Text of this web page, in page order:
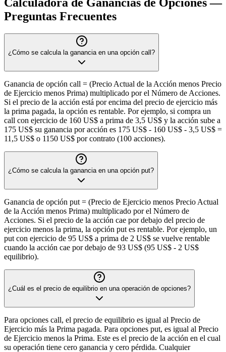
Preguntas Frecuentes
¿Cómo se calcula la ganancia en una opción call?
Ganancia de opción call = (Precio Actual de la Acción menos Precio
de Ejercicio menos Prima) multiplicado por el Número de Acciones.
Si el precio de la acción está por encima del precio de ejercicio más
la prima pagada, la opción es rentable. Por ejemplo, si compra un
call con ejercicio de 160 US$ a prima de 3,5 US$ y la acción sube a
175 US$ su ganancia por acción es 175 US$ - 160 US$ - 3,5 US$ =
11,5 US$ o 1150 US$ por contrato (100 acciones).
¿Cómo se calcula la ganancia en una opción put?
Ganancia de opción put = (Precio de Ejercicio menos Precio Actual
de la Acción menos Prima) multiplicado por el Número de
Acciones. Si el precio de la acción cae por debajo del precio de
ejercicio menos la prima, la opción put es rentable. Por ejemplo, un
put con ejercicio de 95 US$ a prima de 2 US$ se vuelve rentable
cuando la acción cae por debajo de 93 US$ (95 US$ - 2 US$
equilibrio).
¿Cuál es el precio de equilibrio en una operación de opciones?
Para opciones call, el precio de equilibrio es igual al Precio de
Ejercicio más la Prima pagada. Para opciones put, es igual al Precio
de Ejercicio menos la Prima. Este es el precio de la acción en el cual
su operación tiene cero ganancia y cero pérdida. Cualquier